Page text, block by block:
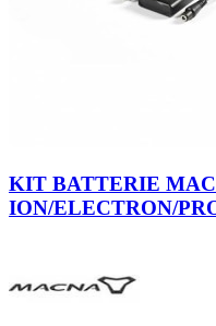
KIT BATTERIE
ION/ELECTRON/